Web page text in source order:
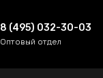
8 (495) 032-30-03
Оптовый отдел